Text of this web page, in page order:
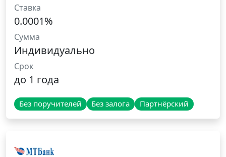
Ставка
0.0001%
Сумма
Индивидуально
Срок
до 1 года
Без поручителей Без залога Партнёрский